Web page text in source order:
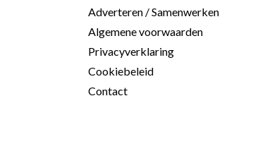
Adverteren / Samenwerken
Algemene voorwaarden
Privacyverklaring
Cookiebeleid
Contact